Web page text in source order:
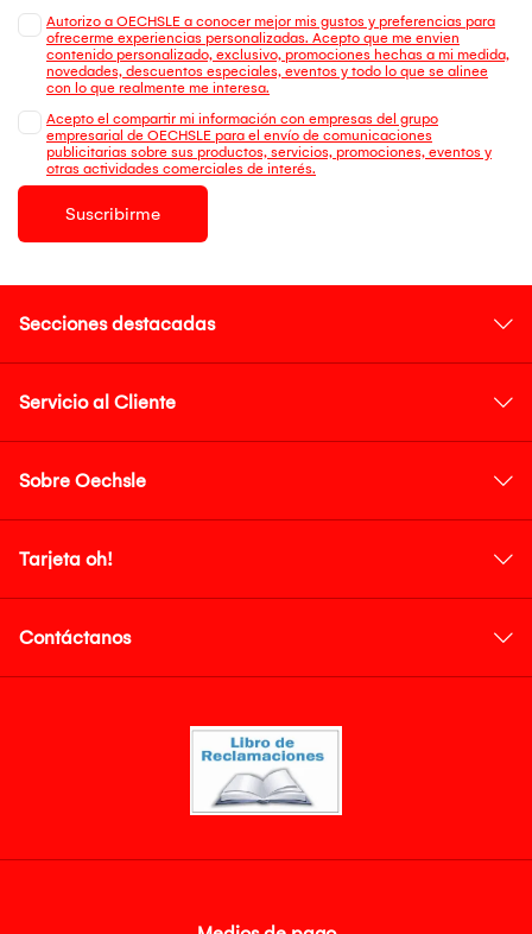
Autorizo a OECHSLE a conocer mejor mis gustos y preferencias para
ofrecerme experiencias personalizadas. Acepto que me envien
contenido personalizado, exclusivo, promociones hechas a mi medida,
novedades, descuentos especiales, eventos y todo lo que se alinee
con lo que realmente me interesa.
Acepto el compartir mi información con empresas del grupo
empresarial de OECHSLE para el envío de comunicaciones
publicitarias sobre sus productos, servicios, promociones, eventos y
otras actividades comerciales de interés.
Suscribirme
Secciones destacadas
Servicio al Cliente
Sobre Oechsle
Tarjeta oh!
Contáctanos